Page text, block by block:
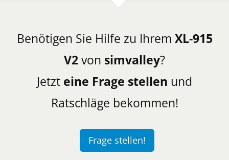
Benötigen Sie Hilfe zu Ihrem XL-915
V2von simvalley?
Jetzt eine Frage stellen und
Ratschläge bekommen!
Frage stellen!